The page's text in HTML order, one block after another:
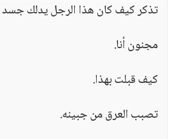
تذكر كيف كان هذا الرجل يدلك
مجنون أنا.
كيف قبلت بهذا.
تصبب العرق من جبينه.